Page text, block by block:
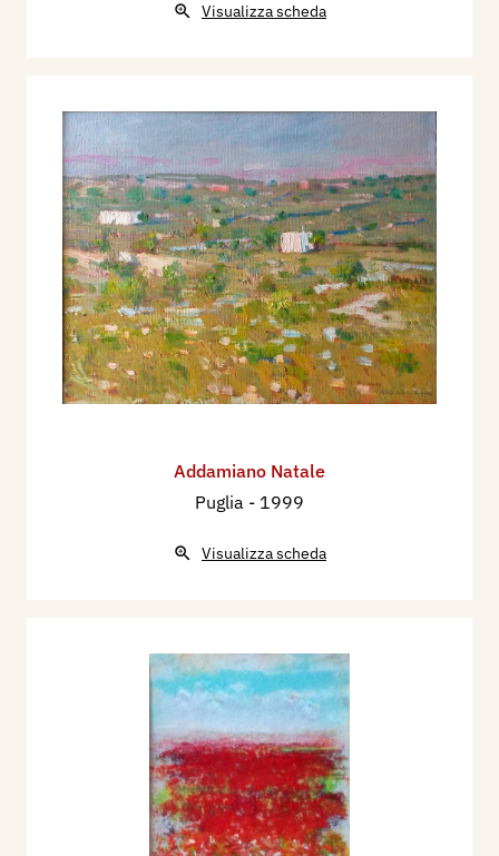
Visualizza scheda
Addamiano Natale
Puglia - 1999
Visualizza scheda